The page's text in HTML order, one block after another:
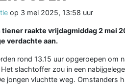
op 3 mei 2025, 13:58 uur
tiener raakte vrijdagmiddag 2 mei
verdachte aan.
rond 13.15 uur opgeroepen om
Het slachtoffer zou in een
jongen vluchtte weg. Omstanders